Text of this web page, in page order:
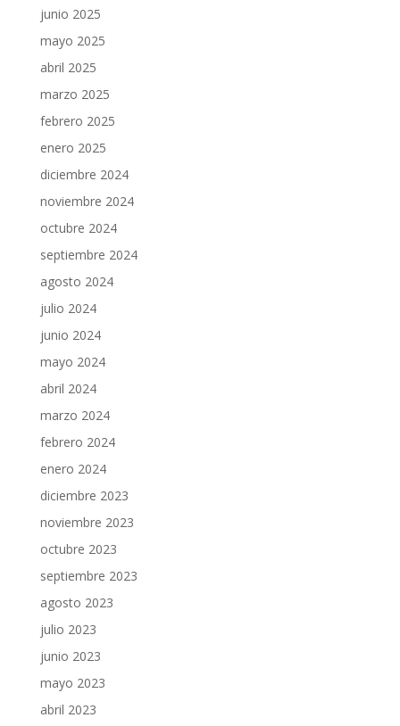
junio 2025
mayo 2025
abril 2025
marzo 2025
febrero 2025
enero 2025
diciembre 2024
noviembre 2024
octubre 2024
septiembre 2024
agosto 2024
julio 2024
junio 2024
mayo 2024
abril 2024
marzo 2024
febrero 2024
enero 2024
diciembre 2023
noviembre 2023
octubre 2023
septiembre 2023
agosto 2023
julio 2023
junio 2023
mayo 2023
abril 2023